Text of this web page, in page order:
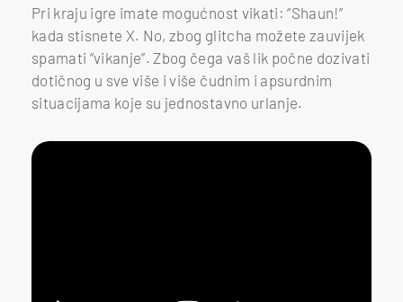
Pri kraju igre imate mogućnost vikati: “Shaun!”
kada stisnete X. No, zbog glitcha možete zauvijek
spamati “vikanje”. Zbog čega vaš lik počne dozivati
dotičnog u sve više i više čudnim i apsurdnim
situacijama koje su jednostavno urlanje.